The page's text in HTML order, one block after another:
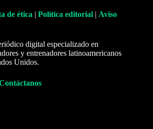
de ética | Política editorial | Aviso
digital especializado en
y entrenadores latinoamericanos
Unidos.